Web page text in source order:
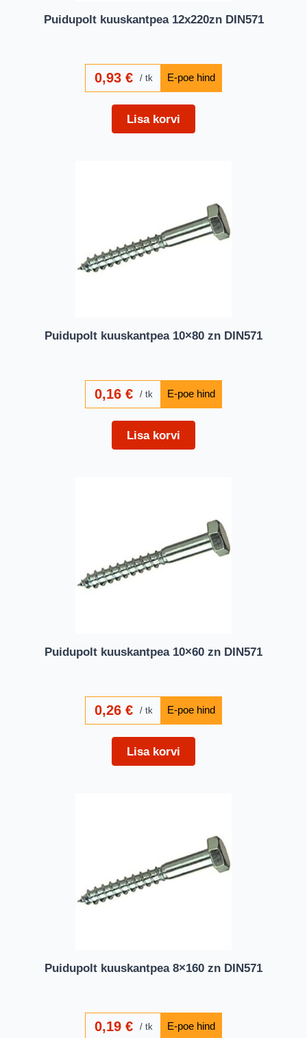
Puidupolt kuuskantpea 12x220zn DIN571
0,93€ tk
Lisa korvi
Puidupolt kuuskantpea 10×80 zn DIN571
0,16€ tk
Lisa korvi
Puidupolt kuuskantpea 10×60 zn DIN571
0,26€ tk
Lisa korvi
Puidupolt kuuskantpea 8×160 zn DIN571
0,19€ tk